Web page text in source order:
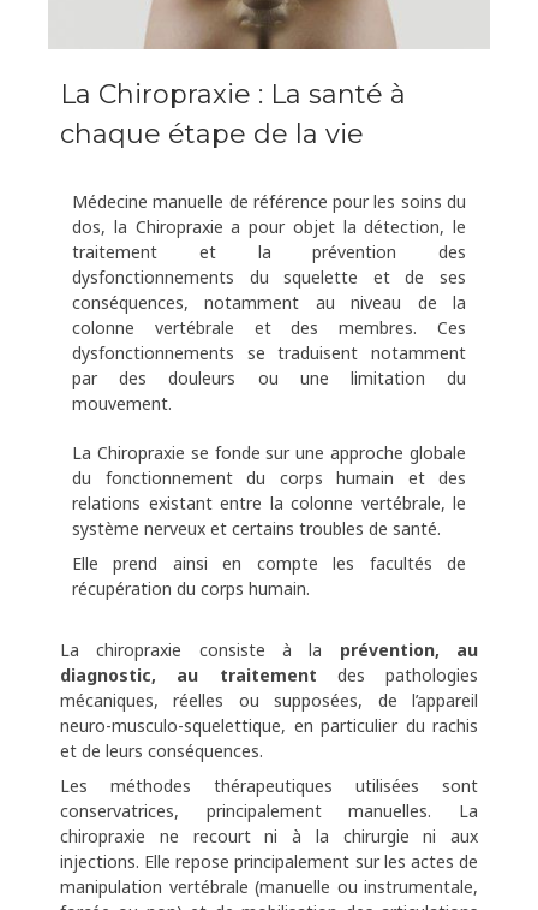
La Chiropraxie : La santé à
chaque étape de la vie
Médecine manuelle de référence pour les soins du
dos, la Chiropraxie a pour objet la détection, le
traitement et la prévention des
dysfonctionnements du squelette et de ses
conséquences, notamment au niveau de la
colonne vertébrale et des membres. Ces
dysfonctionnements se traduisent notamment
par des douleurs ou une limitation du
mouvement.
La Chiropraxie se fonde sur une approche globale
du fonctionnement du corps humain et des
relations existant entre la colonne vertébrale, le
système nerveux et certains troubles de santé.
Elle prend ainsi en compte les facultés de
récupération du corps humain.
La chiropraxie consiste à la prévention, au
diagnostic, au traitement des pathologies
mécaniques, réelles ou supposées, de l’appareil
neuro-musculo-squelettique, en particulier du rachis
et de leurs conséquences.
Les méthodes thérapeutiques utilisées sont
conservatrices, principalement manuelles. La
chiropraxie ne recourt ni à la chirurgie ni aux
injections. Elle repose principalement sur les actes de
manipulation vertébrale (manuelle ou instrumentale,